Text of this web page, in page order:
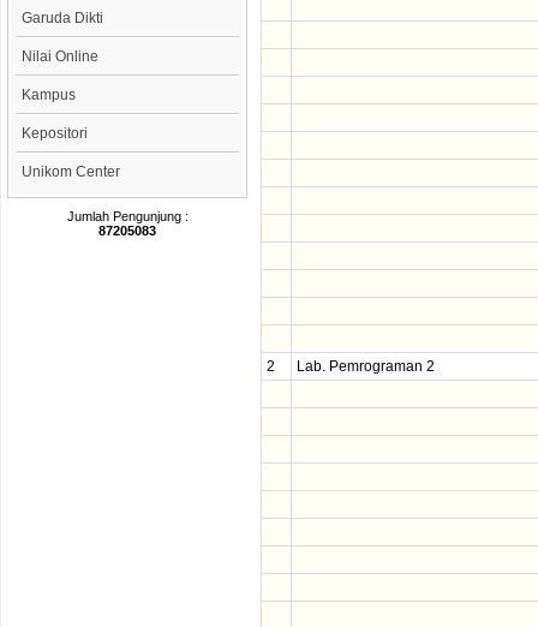
Garuda Dikti
Nilai Online
Kampus
Kepositori
Unikom Center
Jumlah Pengunjung :
87205083
2 Lab. Pemrograman 2